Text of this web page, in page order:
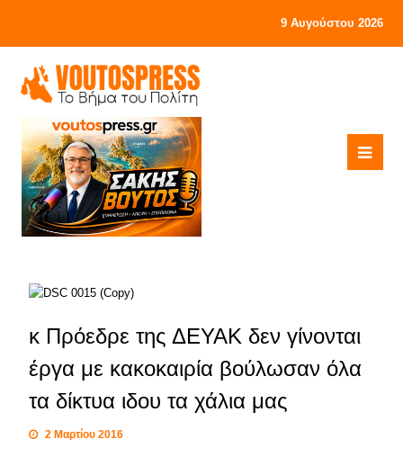
9 Αυγούστου 2026
κ Πρόεδρε της ΔΕΥΑΚ δεν γίνονται
έργα με κακοκαιρία βούλωσαν όλα
τα δίκτυα ιδου τα χάλια μας
2 Μαρτίου 2016